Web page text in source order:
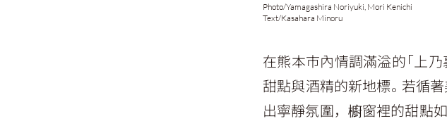
Photo/Yamagashira Noriyuki, Mori Kenichi
Text/Kasahara Minoru
在熊本市內情調滿溢的「上乃
甜點與酒精的新地標。若循
出寧靜氛圍，櫥窗裡的甜點